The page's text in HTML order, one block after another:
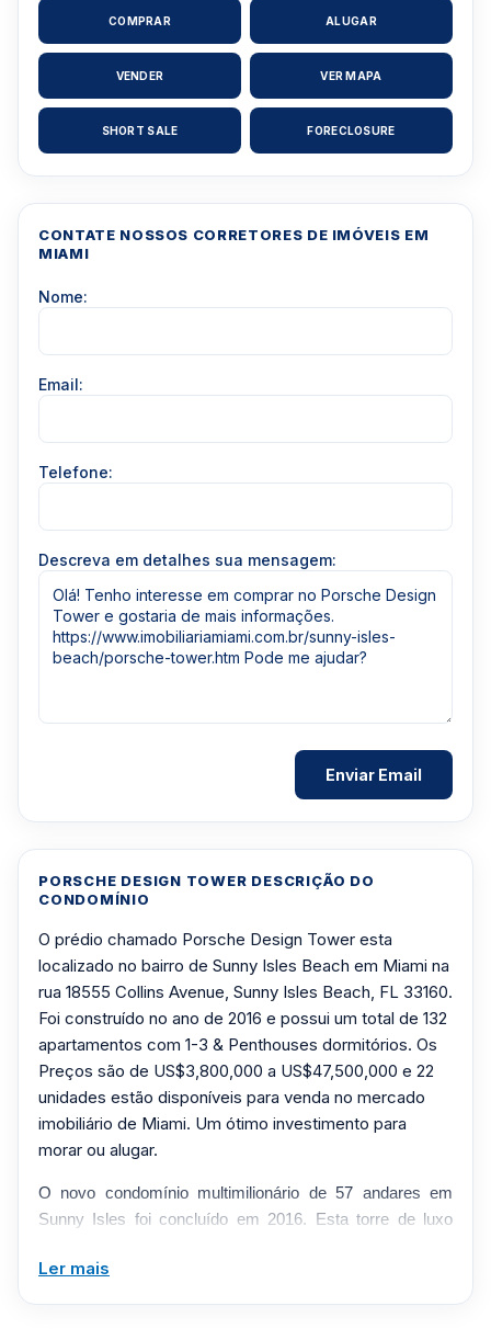
COMPRAR ALUGAR
VENDER VER MAPA
SHORT SALE FORECLOSURE
PORSCHE DESIGN TOWER DESCRIÇÃO DO
CONDOMÍNIO
O prédio chamado Porsche Design Tower esta
localizado no bairro de Sunny Isles Beach em Miami na
rua 18555 Collins Avenue, Sunny Isles Beach, FL 33160.
Foi construído no ano de 2016 e possui um total de 132
apartamentos com 1-3 & Penthouses dormitórios. Os
Preços são de US$3,800,000 a US$47,500,000 e 22
unidades estão disponíveis para venda no mercado
imobiliário de Miami. Um ótimo investimento para
morar ou alugar.
O novo condomínio multimilionário de 57 andares em
Sunny Isles foi concluído em 2016. Esta torre de luxo
projeto de US$ 560 milhões entre o Porsche Design
Ler mais
CONTATE NOSSOS CORRETORES DE IMÓVEIS EM
MIAMI
Nome:
Email:
Telefone:
Descreva em detalhes sua mensagem: